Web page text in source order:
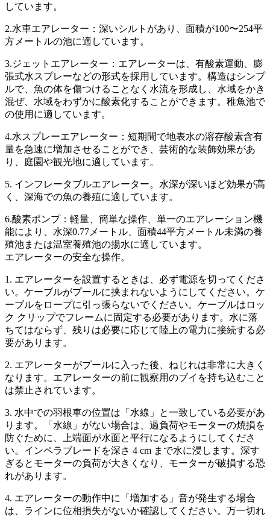
しています。
2.水車エアレーター：深いシルトがあり、面積が100〜254平
方メートルの池に適しています。
3.ジェットエアレーター：エアレーターは、有酸素運動、膨
張式水スプレーなどの形式を採用しています。構造はシンプ
ルで、魚の体を傷つけることなく水流を形成し、水域をかき
混ぜ、水域をわずかに酸素化することができます。稚魚池で
の使用に適しています。
4.水スプレーエアレーター：短期間で地表水の溶存酸素含有
量を急速に増加させることができ、芸術的な装飾効果があ
り、庭園や観光地に適しています。
5. インフレータブルエアレーター。水深が深いほど効果が高
く、深海での魚の養殖に適しています。
6.酸素ポンプ：軽量、簡単な操作、単一のエアレーション機
能により、水深0.77メートル、面積44平方メートル未満の養
殖池または温室養殖池の揚水に適しています。
エアレーターの安全な操作。
1. エアレーターを設置するときは、必ず電源を切ってくださ
い。ケーブルがプールに挟まれないようにしてください。ケ
ーブルをロープに引っ張らないでください。ケーブルはロッ
ク クリップでフレームに固定する必要があります。水に落
ちてはならず、残りは必要に応じて陸上の電力に接続する必
要があります。
2. エアレーターがプールに入った後、ねじれは非常に大きく
なります。エアレーターの前に観察用のブイを持ち込むこと
は禁止されています。
3. 水中での羽根車の位置は「水線」と一致している必要があ
ります。「水線」がない場合は、過負荷やモーターの焼損を
防ぐために、上端面が水面と平行になるようにしてくださ
い。インペラブレードを深さ 4 cm まで水に浸します。深す
ぎるとモーターの負荷が大きくなり、モーターが破損する恐
れがあります。
4. エアレーターの動作中に「増加する」音が発生する場合
は、ラインに位相損失がないか確認してください。万一切れ